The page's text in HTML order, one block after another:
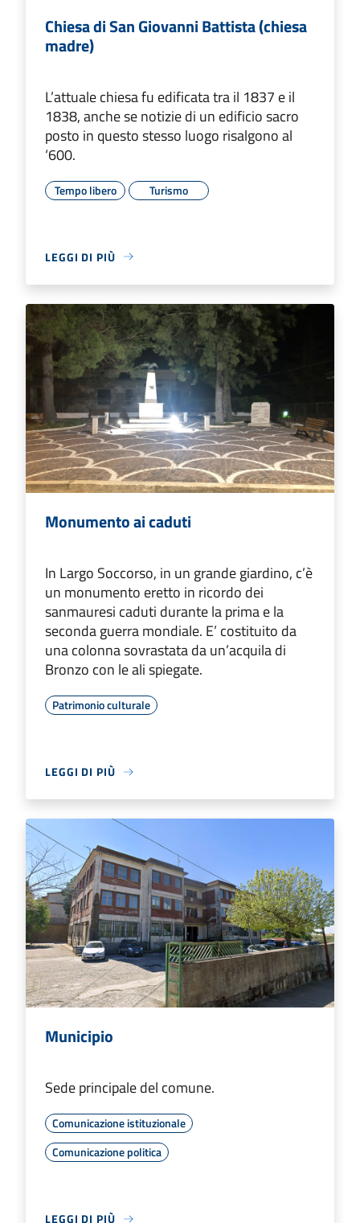
Chiesa di San Giovanni Battista (chiesa
madre)
L’attuale chiesa fu edificata tra il 1837 e il
1838, anche se notizie di un edificio sacro
posto in questo stesso luogo risalgono al
‘600.
Tempo libero Turismo
LEGGI DI PIÙ
Monumento ai caduti
In Largo Soccorso, in un grande giardino, c’è
un monumento eretto in ricordo dei
sanmauresi caduti durante la prima e la
seconda guerra mondiale. E’ costituito da
una colonna sovrastata da un’acquila di
Bronzo con le ali spiegate.
Patrimonio culturale
LEGGI DI PIÙ
Municipio
Sede principale del comune.
Comunicazione istituzionale
Comunicazione politica
LEGGI DI PIÙ